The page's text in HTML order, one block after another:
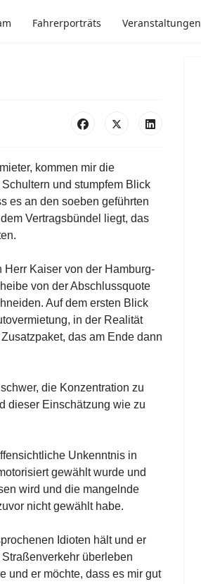
Fahrerporträts Veranstaltungen
kommen mir die
und stumpfem Blick
es an den soeben geführten
Vertragsbündel liegt, das
Herr Kaiser von der Hamburg-
von der Abschlussquote
Auf dem ersten Blick
in der Realität
das am Ende dann
die Konzentration zu
dieser Einschätzung wie zu
Unkenntnis in
gewählt wurde und
wird und die mangelnde
nicht gewählt habe.
Idioten hält und er
überleben
und er möchte, dass es mir gut